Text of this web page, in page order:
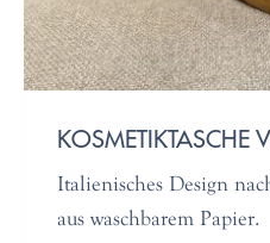
Italienisches Design
aus waschbarem Papier.